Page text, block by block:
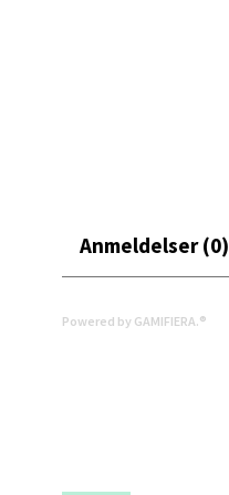
Anmeldelser (0)
Powered by GAMIFIERA.®